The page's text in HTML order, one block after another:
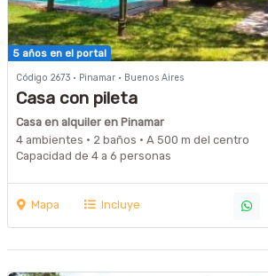
5 años en el portal
Código 2673 · Pinamar · Buenos Aires
Casa con pileta
Casa en alquiler en Pinamar
4 ambientes · 2 baños · A 500 m del centro
Capacidad de 4 a 6 personas
Mapa Incluye